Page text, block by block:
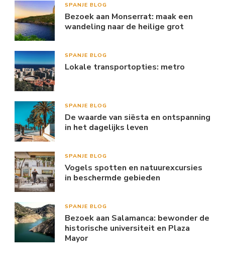
SPANJE BLOG
Bezoek aan Monserrat: maak een
wandeling naar de heilige grot
SPANJE BLOG
Lokale transportopties: metro
SPANJE BLOG
De waarde van siësta en ontspanning
in het dagelijks leven
SPANJE BLOG
Vogels spotten en natuurexcursies
in beschermde gebieden
SPANJE BLOG
Bezoek aan Salamanca: bewonder de
historische universiteit en Plaza
Mayor